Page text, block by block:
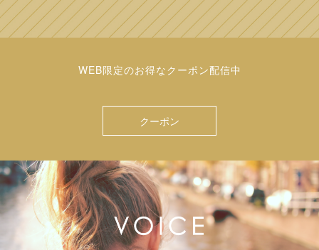
WEB限定のお得なクーポン配信中
クーポン